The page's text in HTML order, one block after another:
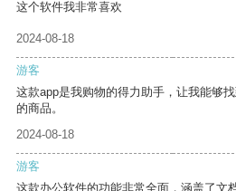
这个软件我非常喜欢
2024-08-18
游客
这款app是我购物的得力助手，让我能够
的商品。
2024-08-18
游客
这款办公软件的功能非常全面，涵盖了文